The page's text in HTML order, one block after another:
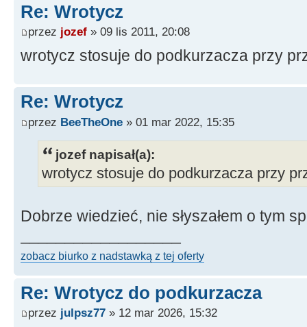
Re: Wrotycz
przez jozef » 09 lis 2011, 20:08
wrotycz stosuje do podkurzacza przy
Re: Wrotycz
przez BeeTheOne » 01 mar 2022, 15:35
jozef napisał(a):
wrotycz stosuje do podkurzacza przy
Dobrze wiedzieć, nie słyszałem o tym
zobacz biurko z nadstawką z tej oferty
Re: Wrotycz do podkurzacza
przez julpsz77 » 12 mar 2026, 15:32